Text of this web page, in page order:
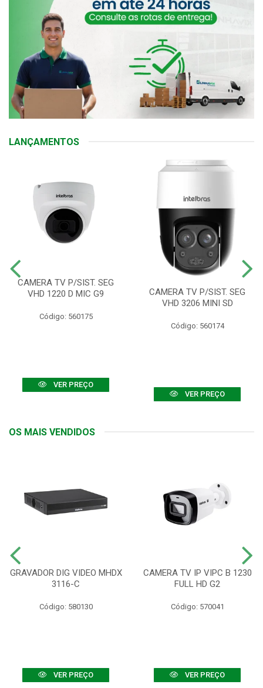
LANÇAMENTOS
CAMERA TV P/SIST. SEG
VHD 1220 D MIC G9
Código: 560175
VER PREÇO
CAMERA TV P/SIST. SEG
VHD 3206 MINI SD
Código: 560174
VER PREÇO
OS MAIS VENDIDOS
GRAVADOR DIG VIDEO MHDX
3116-C
Código: 580130
VER PREÇO
CAMERA TV IP VIPC B 1230
FULL HD G2
Código: 570041
VER PREÇO